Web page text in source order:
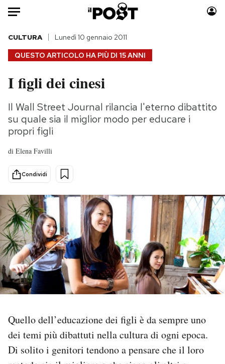
Auto
HOME
Italia
Politica
Tecnologia
Scienza
Cultura
Economia
Sport
Consumismi
Storie/Idee
Mondiali calcio 2026
PODCAST
NEWSLETTER
SHOP
QUESTO ARTICOLO HA PIÙ DI 15 ANNI
CULTURA Lunedì 10 gennaio 2011
I figli dei cinesi
Il Wall Street Journal rilancia l'eterno dibattito
su quale sia il miglior modo per educare i
propri figli
di Elena Favilli
Condividi
Quello dell’educazione dei figli è da sempre uno
dei temi più dibattuti nella cultura di ogni epoca.
Di solito i genitori tendono a pensare che il loro